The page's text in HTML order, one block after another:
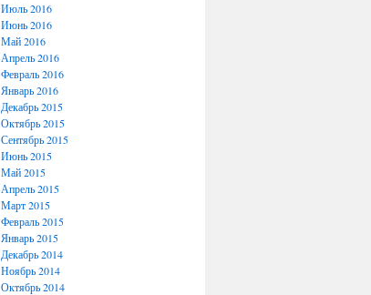
Июль 2016
Июнь 2016
Май 2016
Апрель 2016
Февраль 2016
Январь 2016
Декабрь 2015
Октябрь 2015
Сентябрь 2015
Июнь 2015
Май 2015
Апрель 2015
Март 2015
Февраль 2015
Январь 2015
Декабрь 2014
Ноябрь 2014
Октябрь 2014